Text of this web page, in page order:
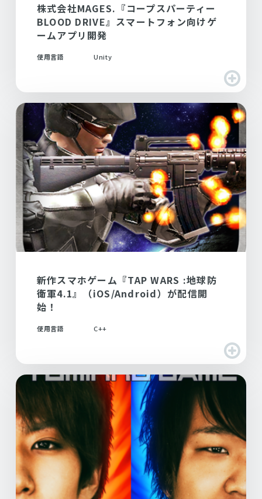
株式会社MAGES.『コープスパーティー
BLOOD DRIVE』スマートフォン向けゲ
ームアプリ開発
使用言語 Unity
新作スマホゲーム『TAP WARS :地球防
衛軍4.1』（iOS/Android）が配信開
始！
使用言語 C++